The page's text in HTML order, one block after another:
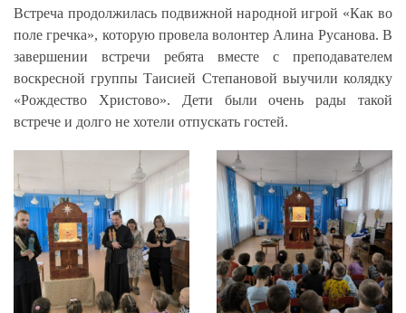
Встреча продолжилась подвижной народной игрой «Как во
поле гречка», которую провела волонтер Алина Русанова. В
завершении встречи ребята вместе с преподавателем
воскресной группы Таисией Степановой выучили колядку
«Рождество Христово». Дети были очень рады такой
встрече и долго не хотели отпускать гостей.